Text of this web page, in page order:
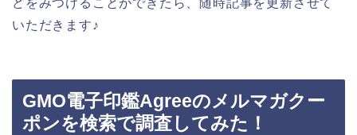
いただきます♪
GMO電子印鑑Agreeのメルマガクー
ポンを検索で調査してみた！